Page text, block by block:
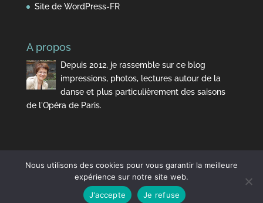
Site de WordPress-FR
A propos
Depuis 2012, je rassemble sur ce blog
impressions, photos, lectures autour de la
danse et plus particulièrement des saisons
de l'Opéra de Paris.
Elegant Themes | Propulsé par
Nous utilisons des cookies pour vous garantir la meilleure
expérience sur notre site web.
J'accepte
Je refuse